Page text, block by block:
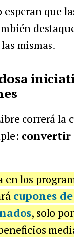
que
mismas.
correrá la
convertir
los
cupones
, solo